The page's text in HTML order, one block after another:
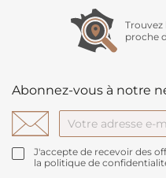
Trouvez
proche
Abonnez-vous à notre
J'accepte de recevoir des
la politique de